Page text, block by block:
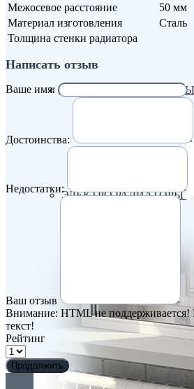
ЧУГУННЫЕ РАДИАТОРЫ
ЭЛЕКТРО РАДИАТОРЫ
Межосевое расстояние
50 мм
Материал изготовления
Сталь
Толщина стенки радиатора
Написать отзыв
Ваше имя:
Достоинства:
Недостатки:
Ваш отзыв
Внимание: HTML не
текст!
Рейтинг
Продолжить